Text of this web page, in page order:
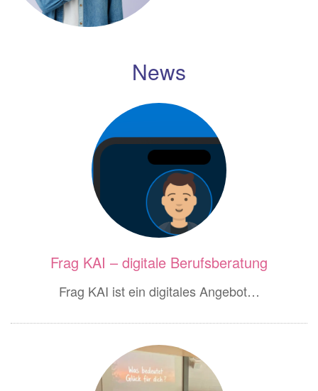
News
Frag KAI – digitale Berufsberatung
Frag KAI ist ein digitales Angebot…